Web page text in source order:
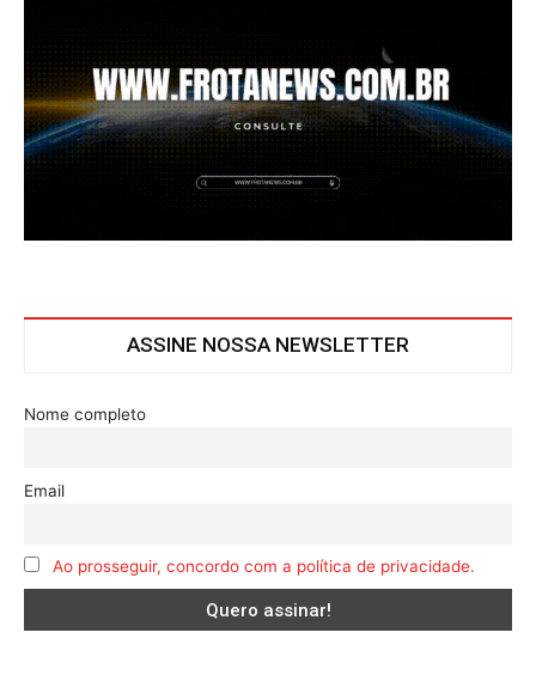
ASSINE NOSSA NEWSLETTER
Nome completo
Email
Ao prosseguir, concordo com a política de privacidade.